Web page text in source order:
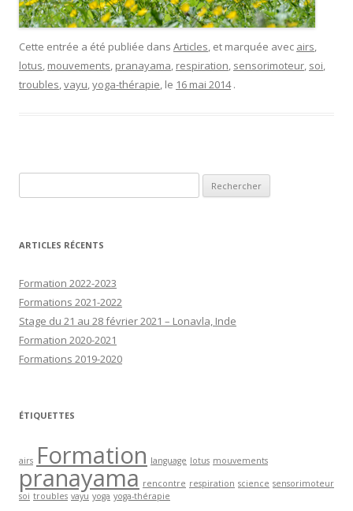
Cette entrée a été publiée dans Articles , et marquée avec airs
lotus mouvements pranayama respiration sensorimoteur soi
troubles vayu yoga-thérapie , le 16 mai 2014 .
ARTICLES RÉCENTS
Formation 2022-2023
Formations 2021-2022
Stage du 21 au 28 février 2021 – Lonavla, Inde
Formation 2020-2021
Formations 2019-2020
ÉTIQUETTES
airs Formation language lotus mouvements
pranayama rencontre respiration science sensorimoteur
soi troubles vayu yoga yoga-thérapie